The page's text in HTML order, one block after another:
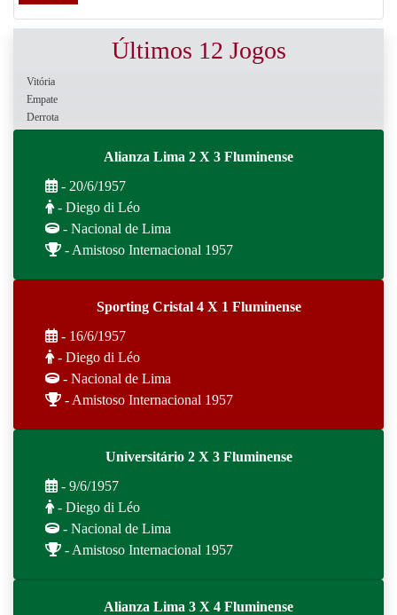
Últimos 12 Jogos
Vitória
Empate
Derrota
Alianza Lima 2 X 3 Fluminense
- 20/6/1957
- Diego di Léo
- Nacional de Lima
- Amistoso Internacional 1957
Sporting Cristal 4 X 1 Fluminense
- 16/6/1957
- Diego di Léo
- Nacional de Lima
- Amistoso Internacional 1957
Universitário 2 X 3 Fluminense
- 9/6/1957
- Diego di Léo
- Nacional de Lima
- Amistoso Internacional 1957
Alianza Lima 3 X 4 Fluminense